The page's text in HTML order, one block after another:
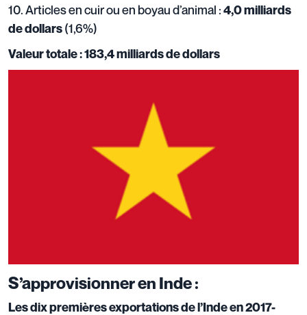
10. Articles en cuir ou en boyau d’animal :4,0 milliards
de dollars(1,6%)
Valeur totale : 183,4 milliards de dollars
S’approvisionner en Inde :
Les dix premières exportations de l’Inde en 2017-